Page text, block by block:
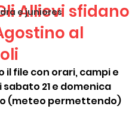
e juniores
Allievi sfidano
al
il file con orari, campi e
21 e domenica
(meteo permettendo)